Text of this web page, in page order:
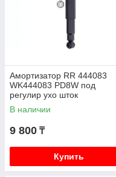
Mitsubishi
4B12, 3.0
Mitsubishi
4D56T K74T
Mitsubishi
Mitsubishi
4B11 4J11
Mitsubishi
Mitsubishi
2.0 4G94
Mitsubishi
Амортизатор RR 444083
WK444083 PD8W под
регулир ухо шток
В наличии
9 800 ₸
Купить